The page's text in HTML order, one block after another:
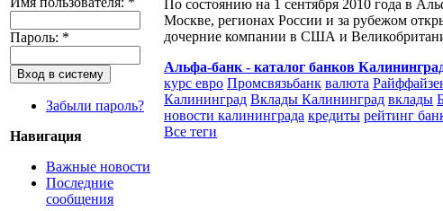
Пароль: *
Забыли пароль?
Навигация
Важные новости
Последние
сообщения
По состоянию на 1 сентября 2010 года в
Москве, регионах России и за рубежом
дочерние компании в США и
Альфа-банк - каталог банков
курс евро Промсвязьбанк валюта
Калининград Вклады Калининград вклады
новости калининграда кредиты рейтинг
Все теги